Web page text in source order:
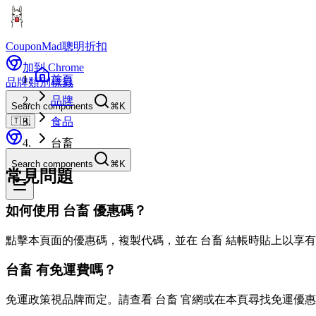
CouponMad聰明折扣
加到 Chrome
品牌類別標籤
Search components
⌘K
🇹🇼
Search components ⌘K
首頁
品牌
食品
台畜
常見問題
如何使用 台畜 優惠碼？
點擊本頁面的優惠碼，複製代碼，並在 台畜 結帳時貼上以享有
台畜 有免運費嗎？
免運政策視品牌而定。請查看 台畜 官網或在本頁尋找免運優惠